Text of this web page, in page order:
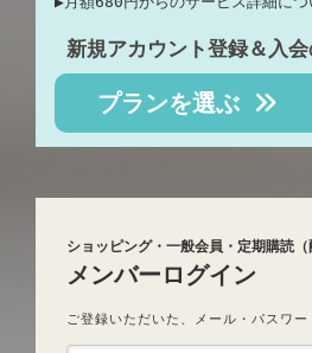
新規アカウント登録＆入
プランを選ぶ
ショッピング・一般会員・定期購読（
メンバーログイン
ご登録いただいた、メール・パスワー